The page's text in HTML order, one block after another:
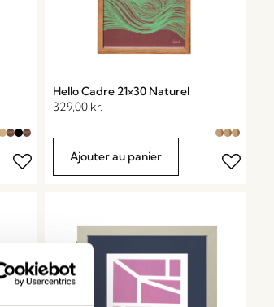
Hello Cadre 21×30 Naturel
329,00 kr.
Ajouter au panier